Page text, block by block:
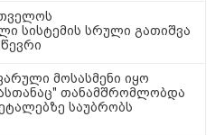
მართებულად
რომ ადამიანის
ტაძრიდან არ მოხდეს,
უნდა ავუხსნათ,
შფოთვა არ დაიბადოს" -
სიდონია
სისტემის სრული გათიშვა
მოსასმენი იყო
თანამშრომლობდა
საუბრობს